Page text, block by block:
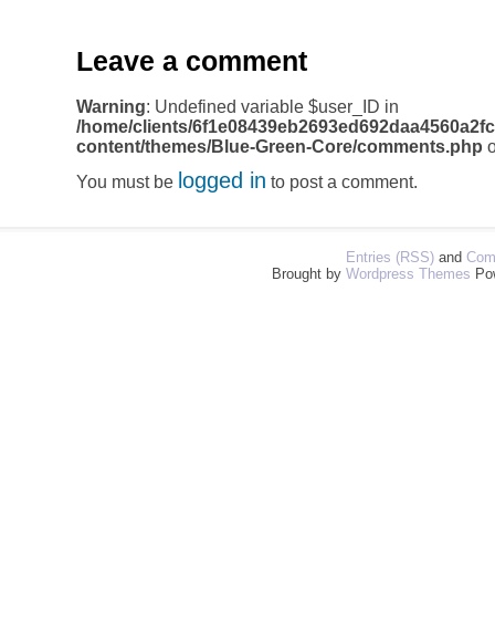
Leave a comment
Warning: Undefined variable $user_ID in
/home/clients/
content/themes/Blue-Green-Core/comments.php
You must be logged in to post a comment.
Entries (RSS)and
Brought by Wordpress Themes